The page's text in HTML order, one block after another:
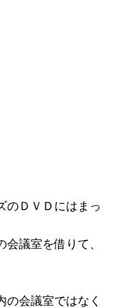
ＤＶＤにはまっ
議室を借りて、
の会議室ではなく